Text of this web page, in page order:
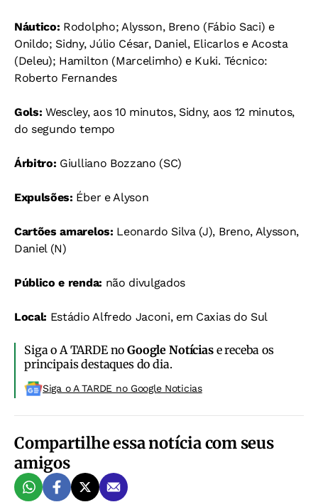
Náutico: Rodolpho; Alysson, Breno (Fábio Saci) e
Onildo; Sidny, Júlio César, Daniel, Elicarlos e Acosta
(Deleu); Hamilton (Marcelimho) e Kuki. Técnico:
Roberto Fernandes
Gols: Wescley, aos 10 minutos, Sidny, aos 12 minutos,
do segundo tempo
Árbitro: Giulliano Bozzano (SC)
Expulsões: Éber e Alyson
Cartões amarelos: Leonardo Silva (J), Breno, Alysson,
Daniel (N)
Público e renda: não divulgados
Local: Estádio Alfredo Jaconi, em Caxias do Sul
Siga o A TARDE noGoogle Notíciase receba os
principais destaques do dia.
Siga o A TARDE no Google Noticias
Compartilhe essa notícia com seus
amigos